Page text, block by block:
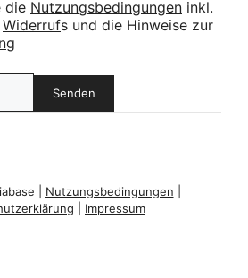
die Nutzungsbedingungen inkl.
Widerrufs und die Hinweise zur
| Nutzungsbedingungen
Impressum